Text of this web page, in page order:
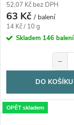
52,07 Kč bez DPH
63 Kč/ balení
Měrná
cena:
14 Kč / 10 g
Skladem 146 balení
−
DO KOŠÍKU
OPĚT skladem